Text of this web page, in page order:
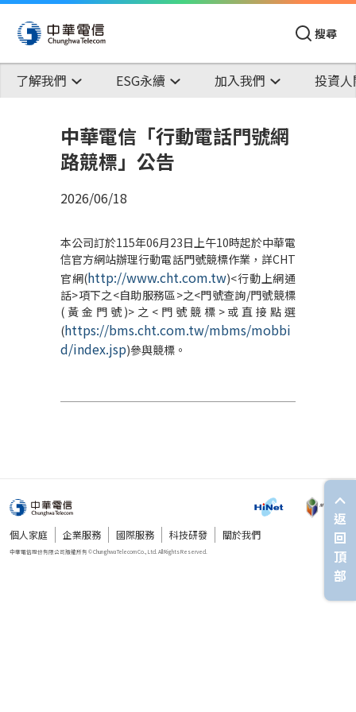
搜尋
了解我們 ESG永續 加入我們 投資
中華電信「行動電話門號網
路競標」公告
2026/06/18
本公司訂於115年06月23日上午10時起於中華電
信官方網站辦理行動電話門號競標作業，詳CHT
官網(http://www.cht.com.tw)<行動上網通
話>項下之<自助服務區>之<門號查詢/門號競標
(黃金門號)>之<門號競標>或直接點選
(https://bms.cht.com.tw/mbms/mobbi
d/index.jsp)參與競標。
個人家庭 企業服務 國際服務 科技研發 關於我們
返
回
頂
部